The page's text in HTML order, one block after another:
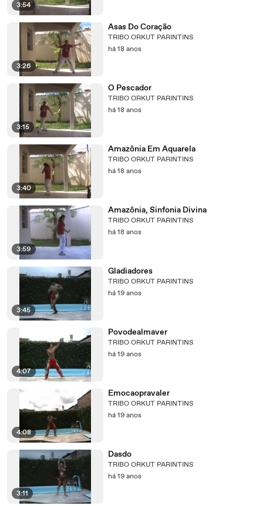
3:54
3:26
Asas Do Coração
TRIBO ORKUT PARINTINS
há 18 anos
3:15
O Pescador
TRIBO ORKUT PARINTINS
há 18 anos
3:40
Amazônia Em Aquarela
TRIBO ORKUT PARINTINS
há 18 anos
3:59
Amazônia, Sinfonia Divina
TRIBO ORKUT PARINTINS
há 18 anos
3:45
Gladiadores
TRIBO ORKUT PARINTINS
há 19 anos
4:07
Povodealmaver
TRIBO ORKUT PARINTINS
há 19 anos
4:08
Emocaopravaler
TRIBO ORKUT PARINTINS
há 19 anos
3:11
Dasdo
TRIBO ORKUT PARINTINS
há 19 anos